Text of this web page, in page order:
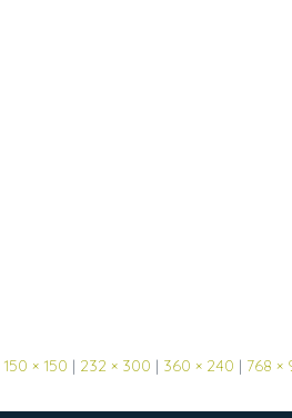
150 × 150 | 232 × 300 | 360 × 240 | 768 ×